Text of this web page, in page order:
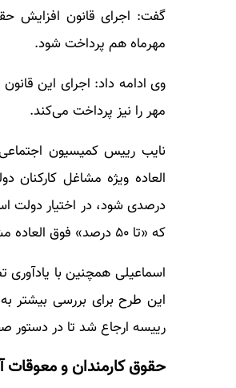
گفت: اجرای قانون افزایش
مهرماه هم پرداخت شود.
وی ادامه داد: اجرای این
مهر را نیز پرداخت می‌کند.
العاده ویژه مشاغل کارکنان
درصدی شود، در اختیار دولت
که «تا ۵۰ درصد» فوق العاده مشاغل را اجرایی کند.
اسماعیلی همچنین با
این طرح برای بررسی بیشتر
رییسه ارجاع شد تا در دستور
حقوق کارمندان و